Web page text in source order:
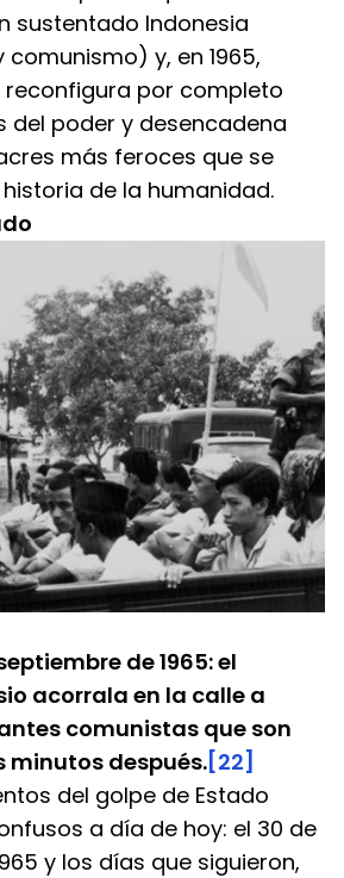
sustentado Indonesia
y, en 1965,
reconfigura por completo
del poder y desencadena
más feroces que se
de la humanidad.
de 1965: el
acorrala en la calle a
comunistas que son
minutos después.[22]
del golpe de Estado
a día de hoy: el 30 de
y los días que siguieron,